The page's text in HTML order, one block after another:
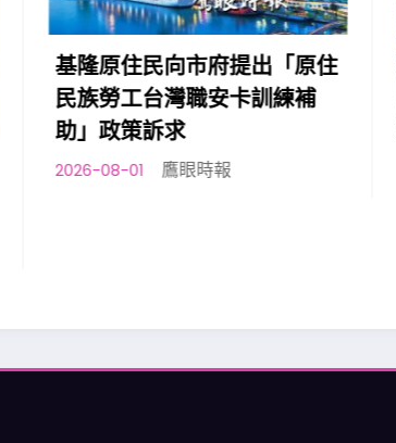
基隆原住民向市府提出「原住
民族勞工台灣職安卡訓練補
助」政策訴求
2026-08-01 鷹眼時報